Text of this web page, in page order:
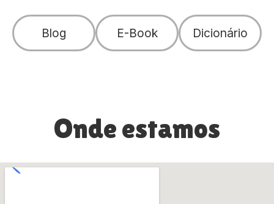
Blog E-Book Dicionário
Onde estamos